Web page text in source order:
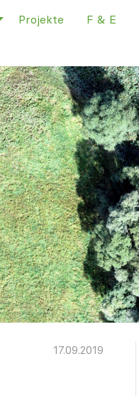
Projekte F & E
17.09.2019